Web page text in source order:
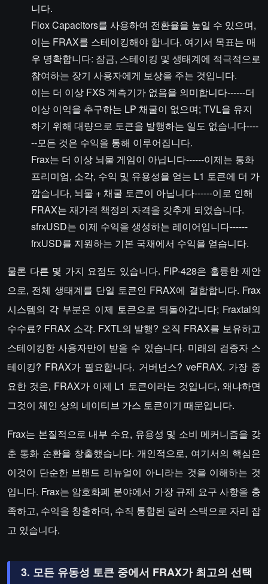
니다.
Flox Capacitors를 사용하여 전환율을 높일 수 있으며,
이는 FRAX를 스테이킹해야 합니다. 여기서 목표는 매
우 명확합니다: 잠금, 스테이킹 및 생태계에 적극적으로
참여하는 장기 사용자에게 보상을 주는 것입니다.
이는 더 이상 FXS 계측기가 없음을 의미합니다------더
이상 이익을 추구하는 LP 채굴이 없으며; TVL을 유지
하기 위해 대량으로 토큰을 발행하는 일도 없습니다----
--모든 것은 수익을 통해 이루어집니다.
Frax는 더 이상 뇌물 게임이 아닙니다------이제는 통화
프리미엄, 소각, 수익 및 유용성을 얻는 L1 토큰에 더 가
깝습니다, 뇌물 + 채굴 토큰이 아닙니다------이로 인해
FRAX는 재가격 책정의 자격을 갖추게 되었습니다.
sfrxUSD는 이제 수익을 생성하는 레이어입니다------
frxUSD를 지원하는 기본 국채에서 수익을 얻습니다.
물론 다른 몇 가지 요점도 있습니다. FIP-428은 훌륭한 제안
으로, 전체 생태계를 단일 토큰인 FRAX에 결합합니다. Frax
시스템의 각 부분은 이제 토큰으로 되돌아갑니다; Fraxtal의
수수료? FRAX 소각. FXTL의 발행? 오직 FRAX를 보유하고
스테이킹한 사용자만이 받을 수 있습니다. 미래의 검증자 스
테이킹? FRAX가 필요합니다. 거버넌스? veFRAX. 가장 중
요한 것은, FRAX가 이제 L1 토큰이라는 것입니다, 왜냐하면
그것이 체인 상의 네이티브 가스 토큰이기 때문입니다.
Frax는 본질적으로 내부 수요, 유용성 및 소비 메커니즘을 갖
춘 통화 순환을 창출했습니다. 개인적으로, 여기서의 핵심은
이것이 단순한 브랜드 리뉴얼이 아니라는 것을 이해하는 것
입니다. Frax는 암호화폐 분야에서 가장 규제 요구 사항을 충
족하고, 수익을 창출하며, 수직 통합된 달러 스택으로 자리 잡
고 있습니다.
3. 모든 유동성 토큰 중에서 FRAX가 최고의 선택